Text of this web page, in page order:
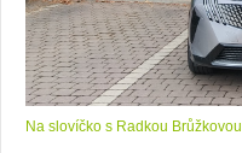
Na slovíčko s Radkou Brůžkovou